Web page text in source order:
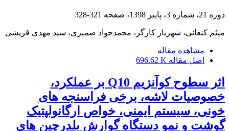
دوره 21، شماره 3، پاییز 1398، صفحه 321-328
میثم کنعانی، شهریار کارگر، محمدجواد ضمیری، سید مهدی قریشی
مشاهده مقاله
اصل مقاله 696.62 K
اثر سطوح کوآنزیم Q10 بر عملکرد،
خصوصیات لاشه، برخی فراسنجه های
خونی، سیستم ایمنی، خواص ارگانولپتیک
گوشت و نمو دستگاه گوارش بلدرچین های